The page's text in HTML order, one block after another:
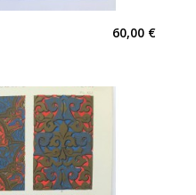
60,00 €